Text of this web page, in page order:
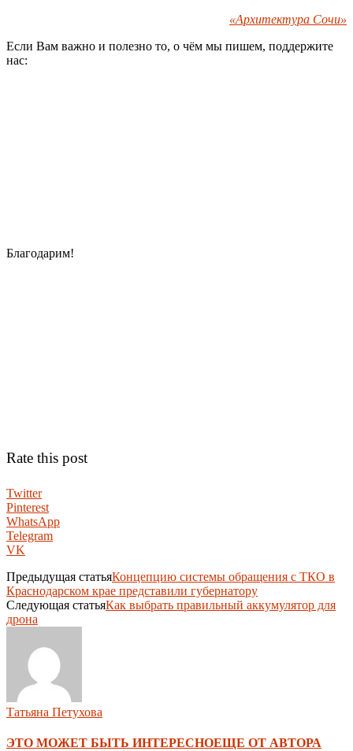
«Архитектура Сочи»
Если Вам важно и полезно то, о чём мы пишем, поддержите
нас:
Благодарим!
Rate this post
Twitter
Pinterest
WhatsApp
Telegram
VK
Предыдущая статьяКонцепцию системы обращения с ТКО в
Краснодарском крае представили губернатору
Следующая статьяКак выбрать правильный аккумулятор для
дрона
Татьяна Петухова
ЭТО МОЖЕТ БЫТЬ ИНТЕРЕСНОЕЩЕ ОТ АВТОРА